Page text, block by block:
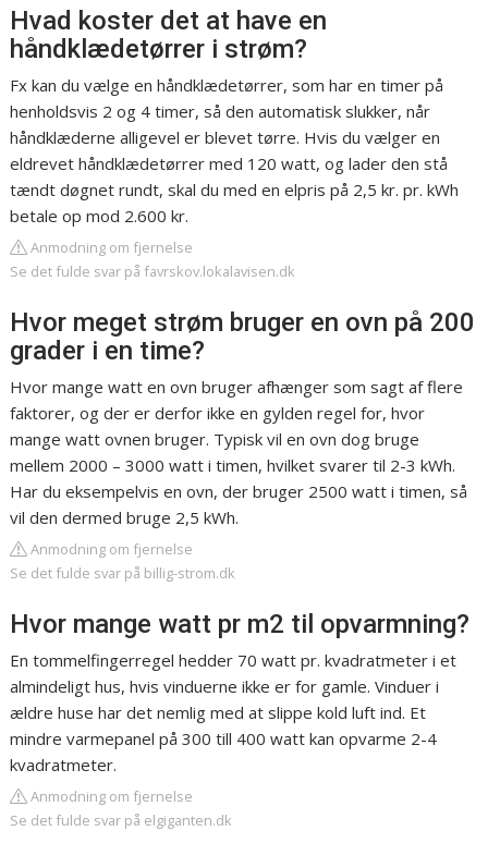
Hvad koster det at have en
håndklædetørrer i strøm?
Fx kan du vælge en håndklædetørrer, som har en timer på
henholdsvis 2 og 4 timer, så den automatisk slukker, når
håndklæderne alligevel er blevet tørre. Hvis du vælger en
eldrevet håndklædetørrer med 120 watt, og lader den stå
tændt døgnet rundt, skal du med en elpris på 2,5 kr. pr. kWh
betale op mod 2.600 kr.
Anmodning om fjernelse
Se det fulde svar på favrskov.lokalavisen.dk
Hvor meget strøm bruger en ovn på 200
grader i en time?
Hvor mange watt en ovn bruger afhænger som sagt af flere
faktorer, og der er derfor ikke en gylden regel for, hvor
mange watt ovnen bruger. Typisk vil en ovn dog bruge
mellem 2000 – 3000 watt i timen, hvilket svarer til 2-3 kWh.
Har du eksempelvis en ovn, der bruger 2500 watt i timen, så
vil den dermed bruge 2,5 kWh.
Anmodning om fjernelse
Se det fulde svar på billig-strom.dk
Hvor mange watt pr m2 til opvarmning?
En tommelfingerregel hedder 70 watt pr. kvadratmeter i et
almindeligt hus, hvis vinduerne ikke er for gamle. Vinduer i
ældre huse har det nemlig med at slippe kold luft ind. Et
mindre varmepanel på 300 till 400 watt kan opvarme 2-4
kvadratmeter.
Anmodning om fjernelse
Se det fulde svar på elgiganten.dk